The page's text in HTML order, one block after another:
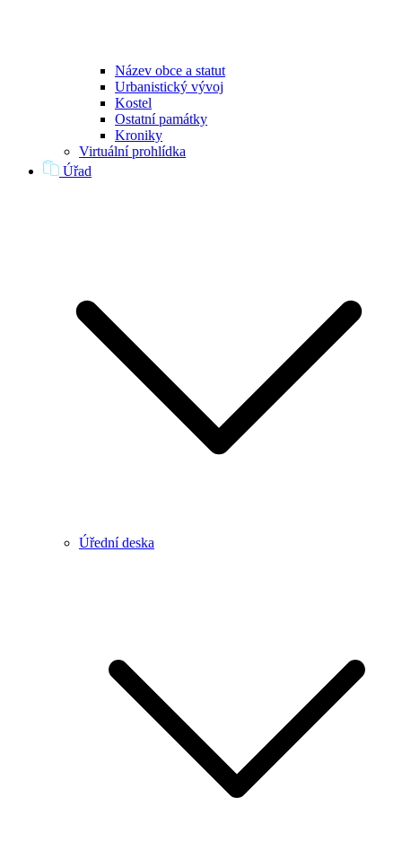
Název obce a statut
Urbanistický vývoj
Kostel
Ostatní památky
Kroniky
Virtuální prohlídka
Úřad
Úřední deska